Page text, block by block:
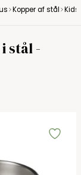
Kopper af stål
stål -